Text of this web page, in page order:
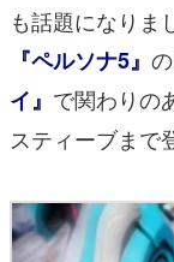
も話題になりま
『ペルソナ5』
イ』 で関わりの
スティーブまで